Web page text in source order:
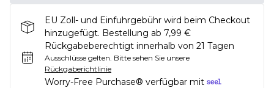
EU Zoll- und Einfuhrgebühr wird beim Checkout
hinzugefügt. Bestellung ab 7,99 €
Rückgabeberechtigt innerhalb von 21 Tagen
Ausschlüsse gelten. Bitte sehen Sie unsere
Rückgaberichtlinie
Worry-Free Purchase® verfügbar mit